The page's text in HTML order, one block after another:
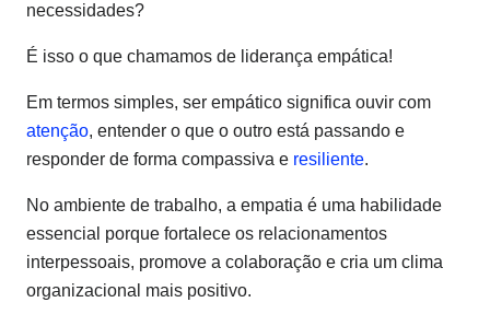
necessidades?
É isso o que chamamos de liderança empática!
Em termos simples, ser empático significa ouvir com
atenção, entender o que o outro está passando e
responder de forma compassiva e resiliente.
No ambiente de trabalho, a empatia é uma habilidade
essencial porque fortalece os relacionamentos
interpessoais, promove a colaboração e cria um clima
organizacional mais positivo.